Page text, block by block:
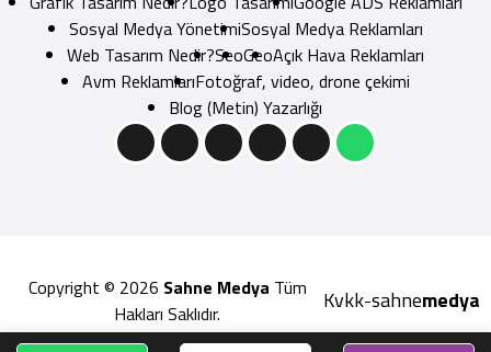
Sosyal Medya YönetimiSosyal Medya Reklamları
Web Tasarım Nedir?SeoGeoAçık Hava Reklamları
Avm ReklamlarıFotoğraf, video, drone çekimi
Blog (Metin) Yazarlığı
Copyright © 2026 Sahne Medya Tüm
Hakları Saklıdır.
Kvkk-sahnemedya